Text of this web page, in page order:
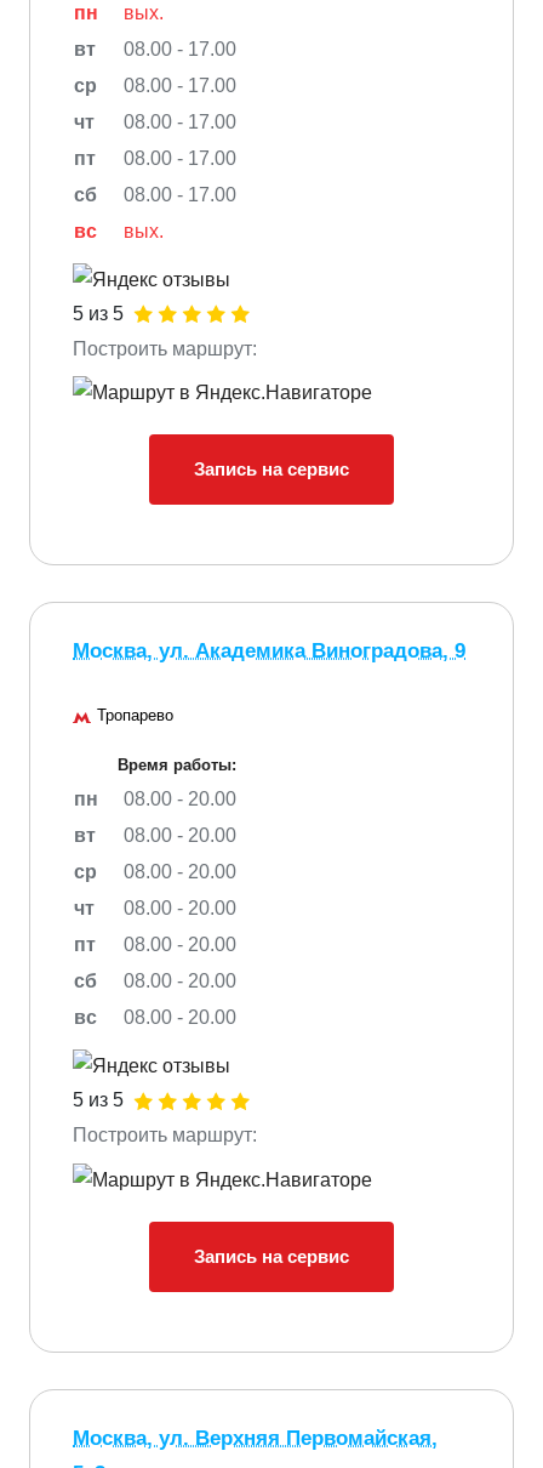
пн
вых.
вт
08.00 - 17.00
ср
08.00 - 17.00
чт
08.00 - 17.00
пт
08.00 - 17.00
сб
08.00 - 17.00
вс
вых.
5 из 5
Построить маршрут:
Запись на сервис
Москва, ул. Академика Виноградова, 9
Тропарево
Время работы:
пн
08.00 - 20.00
вт
08.00 - 20.00
ср
08.00 - 20.00
чт
08.00 - 20.00
пт
08.00 - 20.00
сб
08.00 - 20.00
вс
08.00 - 20.00
5 из 5
Построить маршрут:
Запись на сервис
Москва, ул. Верхняя Первомайская,